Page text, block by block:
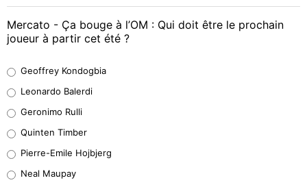
Mercato - Ça bouge à l’OM : Qui doit être le prochain
joueur à partir cet été ?
38%
32%
5%
Geoffrey Kondogbia
Leonardo Balerdi
Geronimo Rulli
Quinten Timber
Pierre-Emile Hojbjerg
Neal Maupay